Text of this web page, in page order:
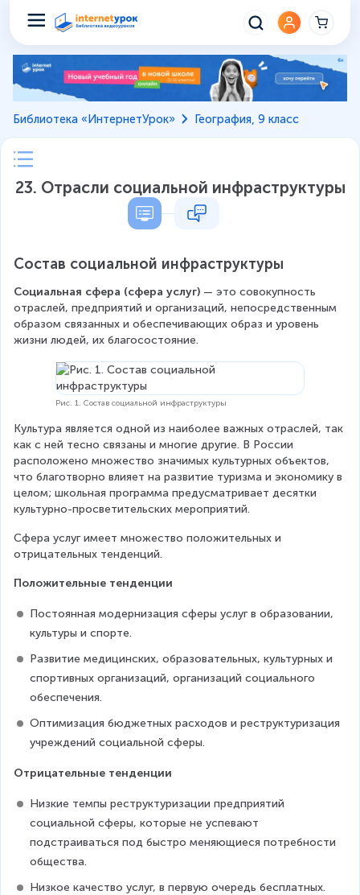
Библиотека «ИнтернетУрок» География, 9 класс
23. Отрасли социальной инфраструктуры
Состав социальной инфраструктуры
Социальная сфера (сфера услуг) — это совокупность
отраслей, предприятий и организаций, непосредственным
образом связанных и обеспечивающих образ и уровень
жизни людей, их благосостояние.
Рис. 1. Состав социальной инфраструктуры
Культура является одной из наиболее важных отраслей, так
как с ней тесно связаны и многие другие. В России
расположено множество значимых культурных объектов,
что благотворно влияет на развитие туризма и экономику в
целом; школьная программа предусматривает десятки
культурно-просветительских мероприятий.
Сфера услуг имеет множество положительных и
отрицательных тенденций.
Положительные тенденции
Постоянная модернизация сферы услуг в образовании,
культуры и спорте.
Развитие медицинских, образовательных, культурных и
спортивных организаций, организаций социального
обеспечения.
Оптимизация бюджетных расходов и реструктуризация
учреждений социальной сферы.
Отрицательные тенденции
Низкие темпы реструктуризации предприятий
социальной сферы, которые не успевают
подстраиваться под быстро меняющиеся потребности
общества.
Низкое качество услуг, в первую очередь бесплатных.